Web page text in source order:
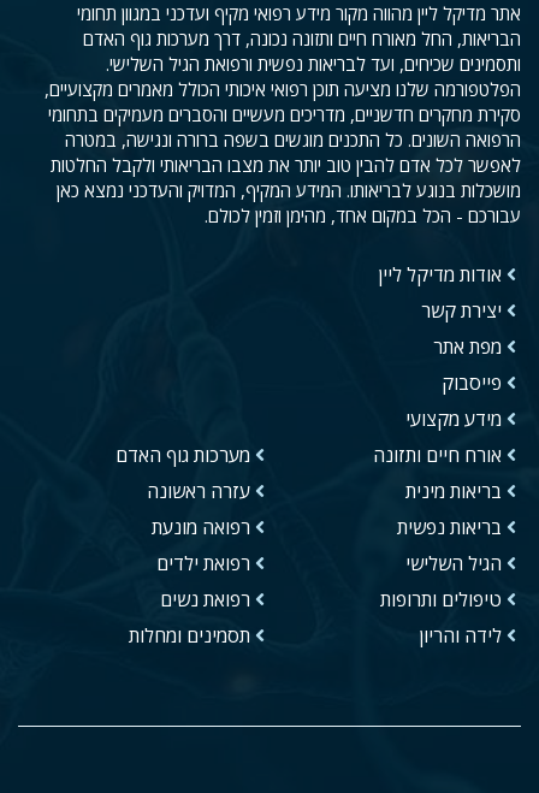
אתר מדיקל ליין מהווה מקור מידע רפואי מקיף ועדכני במגוון תחומי
הבריאות, החל מאורח חיים ותזונה נכונה, דרך מערכות גוף האדם
ותסמינים שכיחים, ועד לבריאות נפשית ורפואת הגיל השלישי.
הפלטפורמה שלנו מציעה תוכן רפואי איכותי הכולל מאמרים מקצועיים,
סקירת מחקרים חדשניים, מדריכים מעשיים והסברים מעמיקים בתחומי
הרפואה השונים. כל התכנים מוגשים בשפה ברורה ונגישה, במטרה
לאפשר לכל אדם להבין טוב יותר את מצבו הבריאותי ולקבל החלטות
מושכלות בנוגע לבריאותו. המידע המקיף, המדויק והעדכני נמצא כאן
עבורכם - הכל במקום אחד, מהימן וזמין לכולם.
אודות מדיקל ליין
יצירת קשר
מפת אתר
פייסבוק
מידע מקצועי
אורח חיים ותזונה
בריאות מינית
בריאות נפשית
הגיל השלישי
טיפולים ותרופות
לידה והריון
מערכות גוף האדם
עזרה ראשונה
רפואה מונעת
רפואת ילדים
רפואת נשים
תסמינים ומחלות